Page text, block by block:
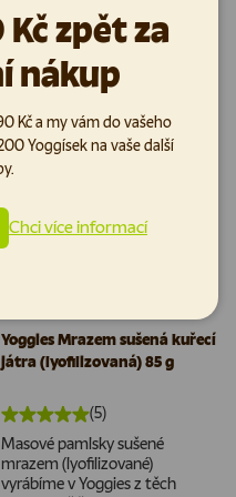
189 Kč
Cena za jednotku
2.223,53 Kč/ kg
Yoggies Mrazem sušená kuřecí
játra (lyofilizovaná) 85 g
(5)
Masové pamlsky sušené
mrazem (lyofilizované)
vyrábíme v Yoggies z těch
zpět za
nákup
Kč a my vám do vašeho
Yoggísek na vaše další
Chci více informací